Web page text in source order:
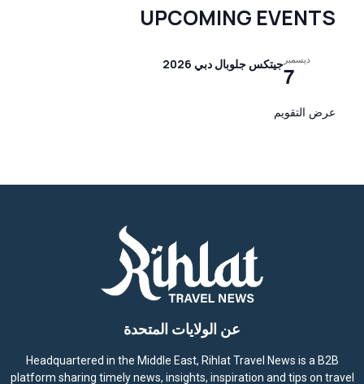
UPCOMING EVENTS
ديسمبر
7جيتكس جلوبال دبي 2026
عرض التقويم
عن الولايات المتحدة
Headquartered in the Middle East, Rihlat Travel News is a B2B
platform sharing timely news, insights, inspiration and tips on travel